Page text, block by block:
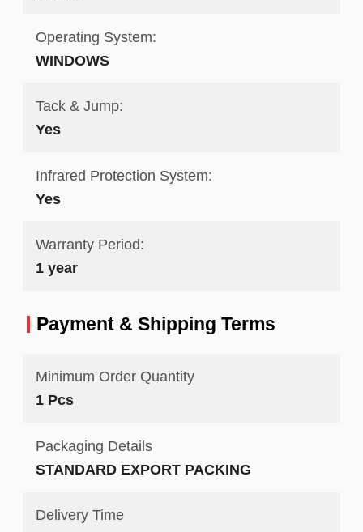
Operating System:
WINDOWS
Tack & Jump:
Yes
Infrared Protection System:
Yes
Warranty Period:
1 year
Payment & Shipping Terms
Minimum Order Quantity
1 Pcs
Packaging Details
STANDARD EXPORT PACKING
Delivery Time